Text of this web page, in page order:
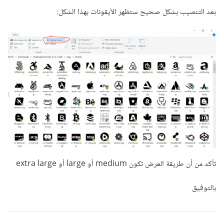
بعد التنصيب بشكل صحيح ستظهر الأيقونات بهذا الشكل:
تأكد من أن طريقة العرض تكون medium أو large أو extra large
بالتوفيق